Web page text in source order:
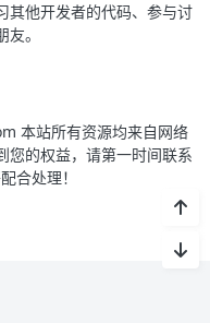
其他开发者的代码、参与讨
。
本站所有资源均来自网络
您的权益，请第一时间联系
合处理！